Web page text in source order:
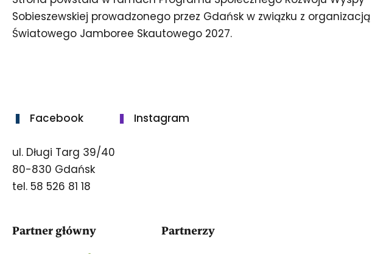
Sobieszewskiej prowadzonego przez Gdańsk w związku z organizacją
Światowego Jamboree Skautowego 2027.
Facebook Instagram
ul. Długi Targ 39/40
80-830 Gdańsk
tel. 58 526 81 18
Partner główny Partnerzy